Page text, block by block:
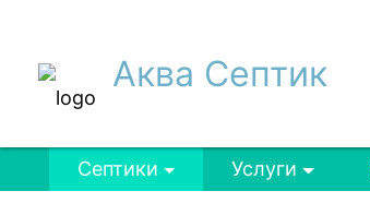
Аква Септик
Септики Услуги